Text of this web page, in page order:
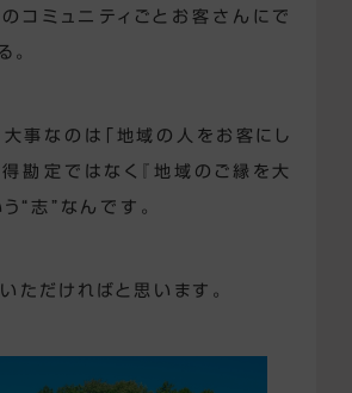
コミュニティごとお客さんにで
。
大事なのは「地域の人をお客にし
得勘定ではなく『地域のご縁を大
“志”なんです。
ただければと思います。